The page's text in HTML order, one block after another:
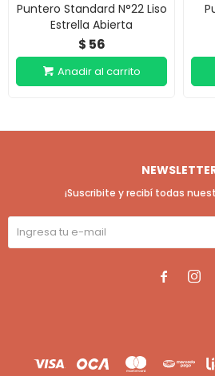
Puntero Standard N°22 Liso
Estrella Abierta
$ 56
¡Suscribite y recibí todas
 